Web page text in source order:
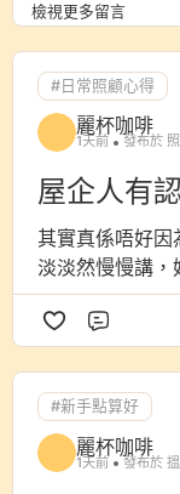
檢視更多留言
#日常照顧心得
麗杯咖啡
1天前 發布於
屋企人有
其實真係唔好因
淡淡然慢慢講，
#新手點算好
麗杯咖啡
1天前 發布於